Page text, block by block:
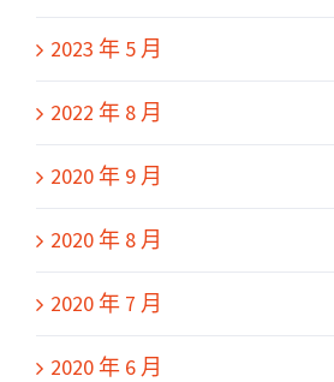
2023 年 5 月
2022 年 8 月
2020 年 9 月
2020 年 8 月
2020 年 7 月
2020 年 6 月